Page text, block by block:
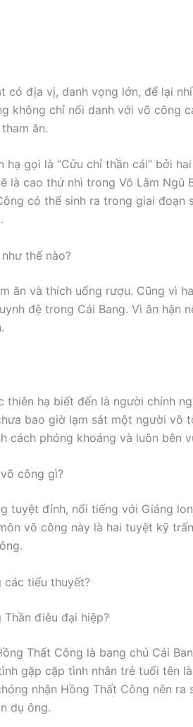
có địa vị, danh vọng lớn, để lại
không chỉ nổi danh với võ công
ăn.
hạ gọi là “Cửu chỉ thần cái” bởi
là cao thứ nhì trong Võ Lâm Ngũ
có thể sinh ra trong giai đoạn
thế nào?
ăn và thích uống rượu. Cũng vì
đệ trong Cái Bang. Vì ân hận
thiên hạ biết đến là người chính
bao giờ lạm sát một người vô
cách phóng khoáng và luôn bên
công gì?
tuyệt đỉnh, nổi tiếng với Giáng
võ công này là hai tuyệt kỹ
các tiểu thuyết?
điêu đại hiệp?
Thất Công là bang chủ Cái
gặp cặp tình nhân trẻ tuổi tên
nhận Hồng Thất Công nên ra
dụ ông.